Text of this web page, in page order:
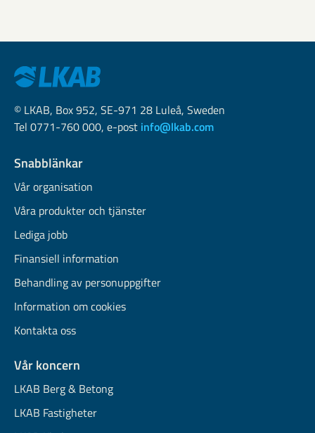
© LKAB, Box 952, SE-971 28 Luleå, Sweden
Tel 0771-760 000, e-post info@lkab.com
Snabblänkar
Vår organisation
Våra produkter och tjänster
Lediga jobb
Finansiell information
Behandling av personuppgifter
Information om cookies
Kontakta oss
Vår koncern
LKAB Berg & Betong
LKAB Fastigheter